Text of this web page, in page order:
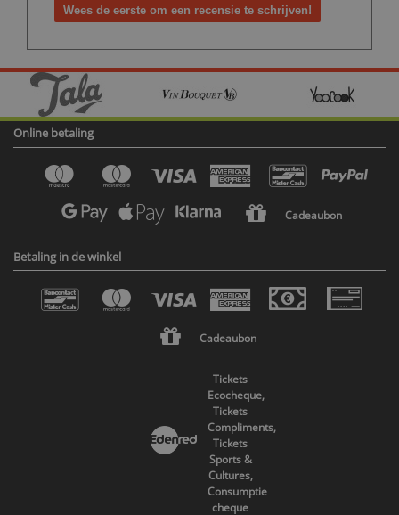
Wees de eerste om een recensie te schrijven!
Online betaling
Cadeaubon
Betaling in de winkel
Cadeaubon
Tickets
Ecocheque,
Tickets
Compliments,
Tickets
Sports &
Cultures,
Consumptie
cheque